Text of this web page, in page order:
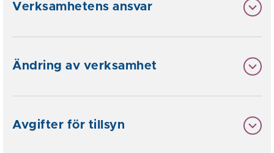
Verksamhetens ansvar
Ändring av verksamhet
Avgifter för tillsyn